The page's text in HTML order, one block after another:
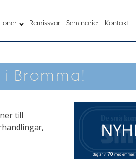
Remissvar Seminarier Kontakt
Bromma!
till